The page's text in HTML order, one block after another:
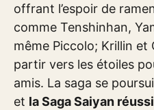
offrant l’espoir de
comme Tenshinhan,
même Piccolo; Krillin et
partir vers les étoiles
amis. La saga se
et la Saga Saiyan